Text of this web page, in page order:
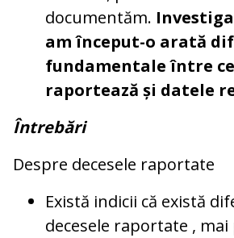
documentăm.
am început-o arată
fundamentale între
raportează și datele
Întrebări
Despre decesele raportate
Există indicii că există
decesele raportate , mai